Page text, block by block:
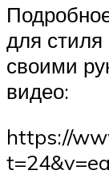
для
своими
видео:
https://